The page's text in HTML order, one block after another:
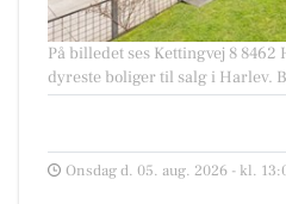
På billedet ses Kettingvej 8 8462
dyreste boliger til salg i Harlev.
Onsdag d. 05. aug. 2026 - kl.